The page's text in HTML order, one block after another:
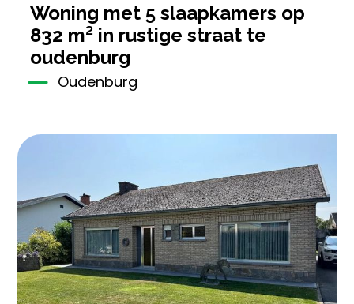
woning met 5 slaapkamers op
832 m² in rustige straat te
oudenburg
Oudenburg